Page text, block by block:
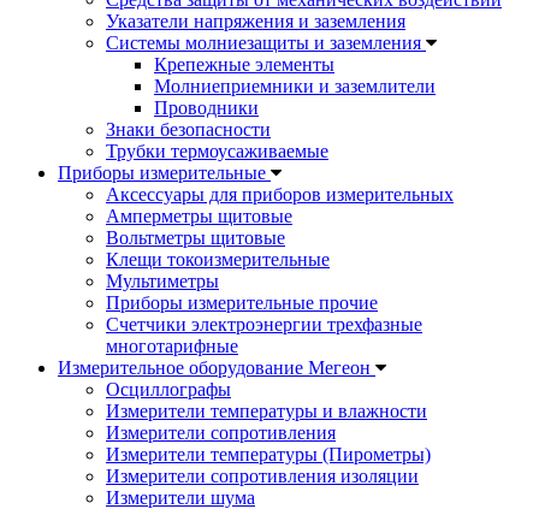
Указатели напряжения и заземления
Системы молниезащиты и заземления
Крепежные элементы
Молниеприемники и заземлители
Проводники
Знаки безопасности
Трубки термоусаживаемые
Приборы измерительные
Аксессуары для приборов измерительных
Амперметры щитовые
Вольтметры щитовые
Клещи токоизмерительные
Мультиметры
Приборы измерительные прочие
Счетчики электроэнергии трехфазные
многотарифные
Измерительное оборудование Мегеон
Осциллографы
Измерители температуры и влажности
Измерители сопротивления
Измерители температуры (Пирометры)
Измерители сопротивления изоляции
Измерители шума